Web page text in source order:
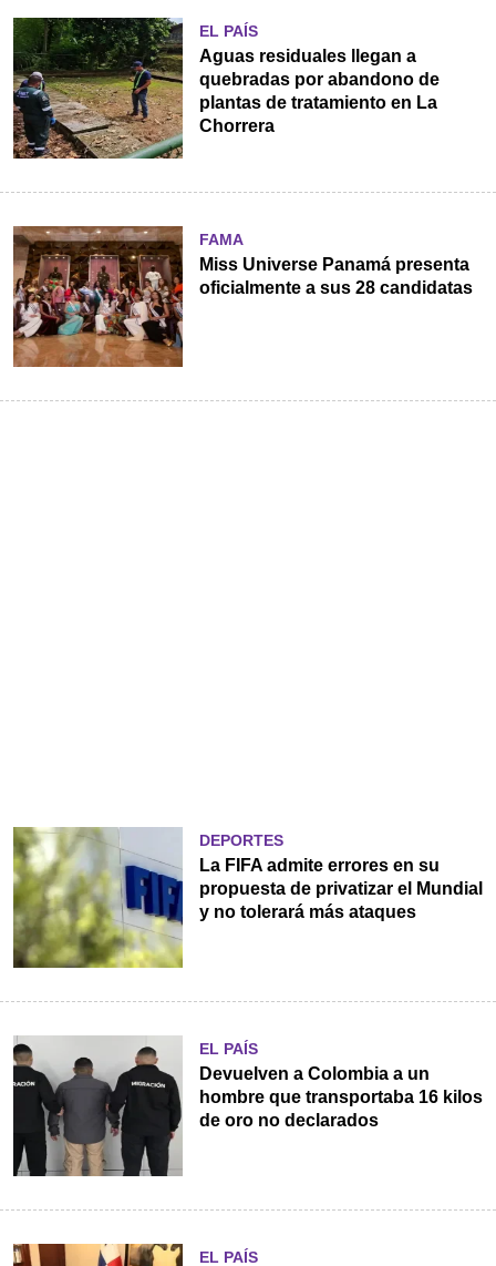
EL PAÍS
Aguas residuales llegan a
quebradas por abandono de
plantas de tratamiento en La
Chorrera
FAMA
Miss Universe Panamá presenta
oficialmente a sus 28 candidatas
DEPORTES
La FIFA admite errores en su
propuesta de privatizar el Mundial
y no tolerará más ataques
EL PAÍS
Devuelven a Colombia a un
hombre que transportaba 16 kilos
de oro no declarados
EL PAÍS